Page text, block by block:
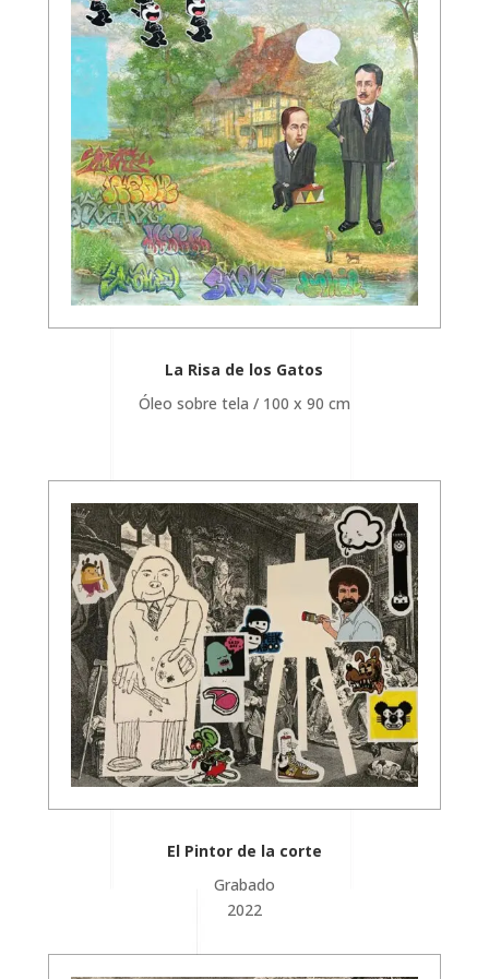
La Risa de los Gatos
Óleo sobre tela / 100 x 90 cm
El Pintor de la corte
Grabado
2022